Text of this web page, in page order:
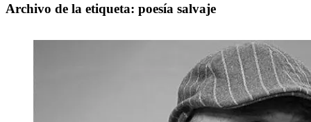
Archivo de la etiqueta: poesía salvaje